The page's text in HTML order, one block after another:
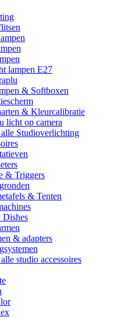
lampen E27
& Softboxen
& Kleurcalibratie
licht op camera
Studioverlichting
& Triggers
& Tenten
Dishes
& adapters
studio accessoires